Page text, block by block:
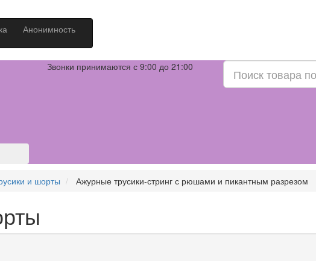
Анонимность
Звонки принимаются с 9:00 до 21:00
и шорты Ажурные трусики-стринг с рюшами и пикантным разрезом